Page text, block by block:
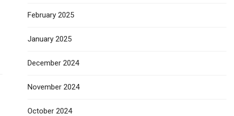
February 2025
January 2025
December 2024
November 2024
October 2024